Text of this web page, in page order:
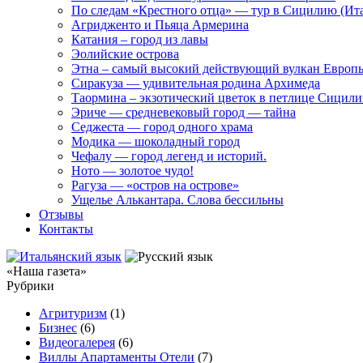
По следам «Крестного отца» — тур в Сицилию
Агридженто и Пьяца Армерина
Катания – город из лавы
Эолийские острова
Этна – самый высокий действующий вулкан
Сиракуза — удивительная родина Архимеда
Таормина – экзотический цветок в петлице
Эриче — средневековый город — тайна
Седжеста — город одного храма
Модика — шоколадный город
Чефалу — город легенд и историй.
Ното — золотое чудо!
Рагуза — «остров на острове»
Ущелье Алькантара. Слова бессильны
Отзывы
Контакты
«Наша газета»
Рубрики
Агритуризм (1)
Бизнес (6)
Видеогалерея (6)
Виллы Апартаменты Отели (7)